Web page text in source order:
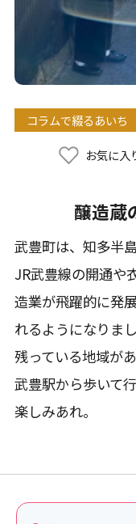
コラムで綴るあいち
お気に入
醸造蔵
武豊町は、知多半
JR武豊線の開通や
造業が飛躍的に発
れるようになりま
残っている地域が
武豊駅から歩いて
楽しみあれ。